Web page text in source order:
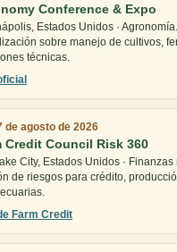
Conference & Expo
Estados Unidos · Agronomía.
sobre manejo de cultivos,
técnicas.
de agosto de 2026
Credit Council Risk 360
City, Estados Unidos · Finanzas
de riesgos para crédito,
Farm Credit